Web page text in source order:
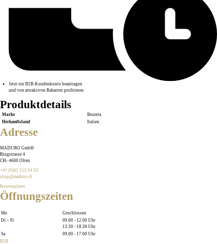
Jetzt ein B2B-Kundenkonto beantragen
und von attraktiven Rabatten profitieren
Produktdetails
Marke
Bezzera
Herkunftsland
Italien
Adresse
MADURO GmbH
Ringstrasse 4
CH- 4600 Olten
+41 (0)62 213 04 50
shop@maduro.ch
Routenplaner
Öffnungszeiten
Mo
Geschlossen
Di – Fr
09.00 - 12.00 Uhr
13.30 - 18.30 Uhr
Sa
09.00 - 17.00 Uhr
B2B